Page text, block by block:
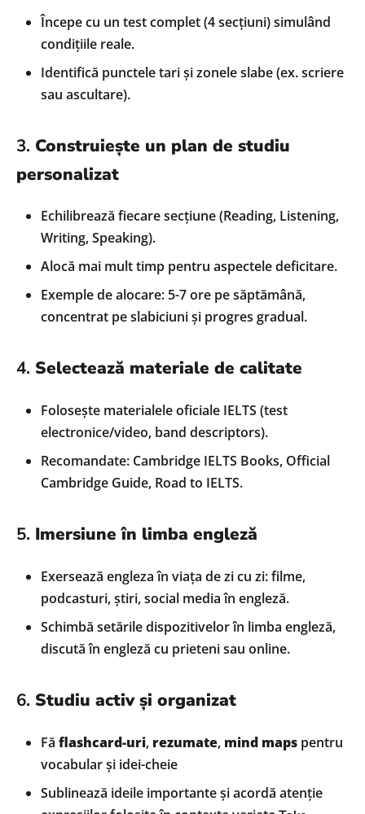
Începe cu un test complet (4 secțiuni) simulând
condițiile reale.
Identifică punctele tari și zonele slabe (ex. scriere
sau ascultare).
3. Construiește un plan de studiu
personalizat
Echilibrează fiecare secțiune (Reading, Listening,
Writing, Speaking).
Alocă mai mult timp pentru aspectele deficitare.
Exemple de alocare: 5-7 ore pe săptămână,
concentrat pe slabiciuni și progres gradual.
4. Selectează materiale de calitate
Folosește materialele oficiale IELTS (test
electronice/video, band descriptors).
Recomandate: Cambridge IELTS Books, Official
Cambridge Guide, Road to IELTS.
5. Imersiune în limba engleză
Exersează engleza în viața de zi cu zi: filme,
podcasturi, știri, social media în engleză.
Schimbă setările dispozitivelor în limba engleză,
discută în engleză cu prieteni sau online.
6. Studiu activ și organizat
Fă flashcard-uri, rezumate, mind maps pentru
vocabular și idei-cheie
Sublinează ideile importante și acordă atenție